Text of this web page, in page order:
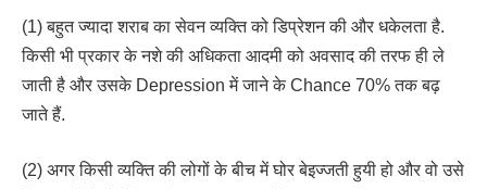
(1) बहुत ज्यादा शराब का सेवन व्यक्ति को डिप्रेशन की और धकेलता है.
किसी भी प्रकार के नशे की अधिकता आदमी को अवसाद की तरफ ही ले
जाती है और उसके Depression में जाने के Chance 70% तक बढ़
जाते हैं.
(2) अगर किसी व्यक्ति की लोगों के बीच में घोर बेइज्जती हुयी हो और वो उसे